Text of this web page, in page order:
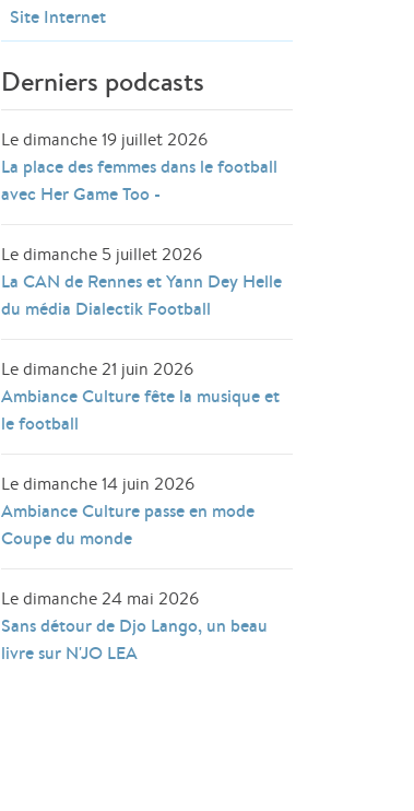
Site Internet
Derniers podcasts
Le dimanche 19 juillet 2026
La place des femmes dans le football
avec Her Game Too -
Le dimanche 5 juillet 2026
La CAN de Rennes et Yann Dey Helle
du média Dialectik Football
Le dimanche 21 juin 2026
Ambiance Culture fête la musique et
le football
Le dimanche 14 juin 2026
Ambiance Culture passe en mode
Coupe du monde
Le dimanche 24 mai 2026
Sans détour de Djo Lango, un beau
livre sur N'JO LEA